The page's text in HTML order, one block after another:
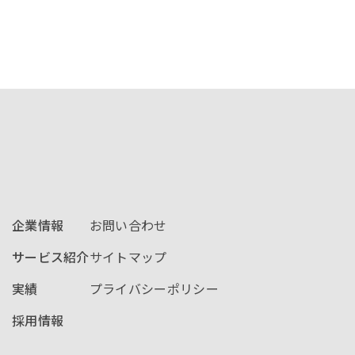
企業情報
サービス紹介
実績
採用情報
お問い合わせ
サイトマップ
プライバシーポリシー